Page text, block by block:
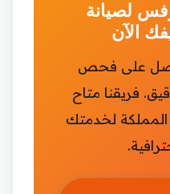
لصيانة
الآن
على فحص
فريقنا متاح
المملكة لخدمتك